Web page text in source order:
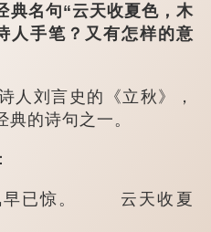
名句“云天收夏色，木
人手笔？又有怎样的意
刘言史的《立秋》，
的诗句之一。
早已惊。 云天收夏